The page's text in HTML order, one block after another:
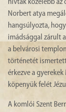
hívták közelebb az
Norbert atya
hangsúlyozta,
imádsággal zárult
a belvárosi
történetét
érkezve a
köpenyük felét
A komlói Szent